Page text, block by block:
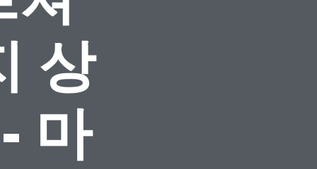
상
마